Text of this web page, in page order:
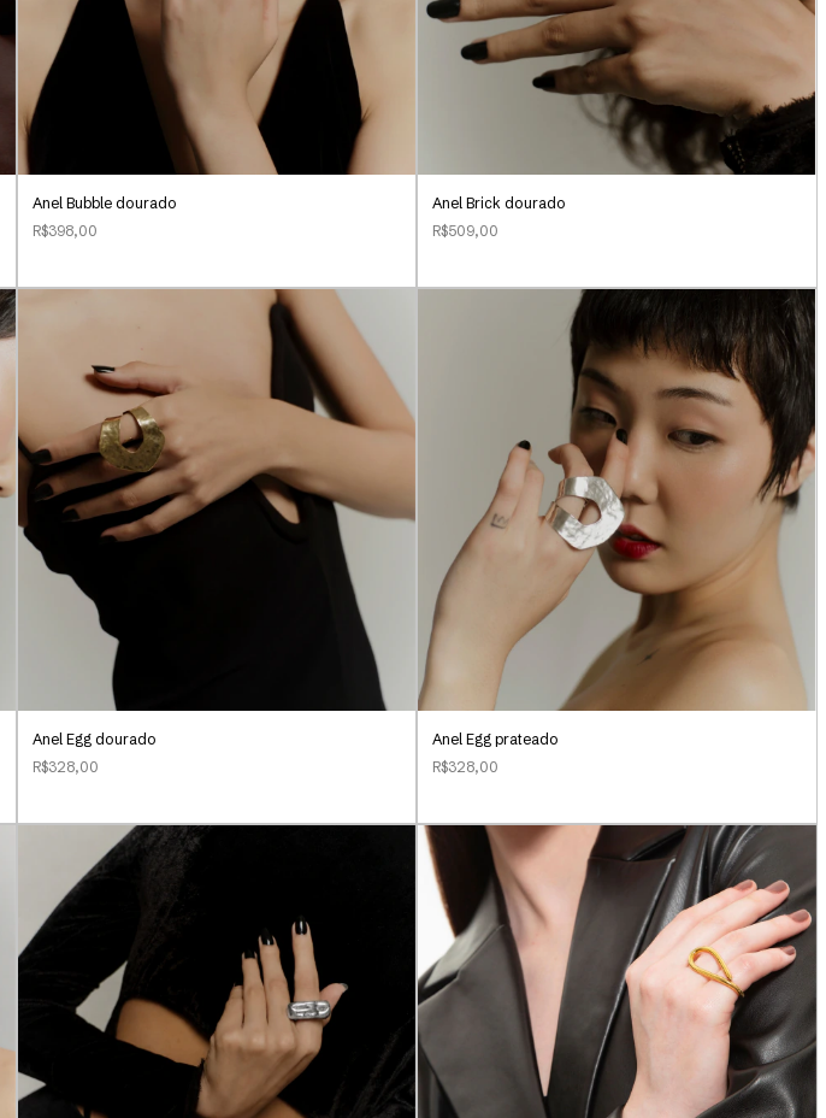
Anel Bubble dourado
R$398,00
Anel Brick dourado
R$509,00
Anel Egg dourado
R$328,00
Anel Egg prateado
R$328,00